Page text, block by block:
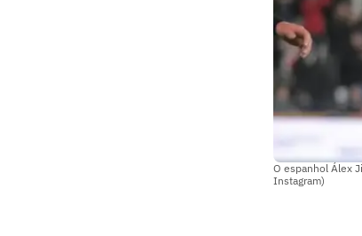
O espanhol Álex
Instagram)